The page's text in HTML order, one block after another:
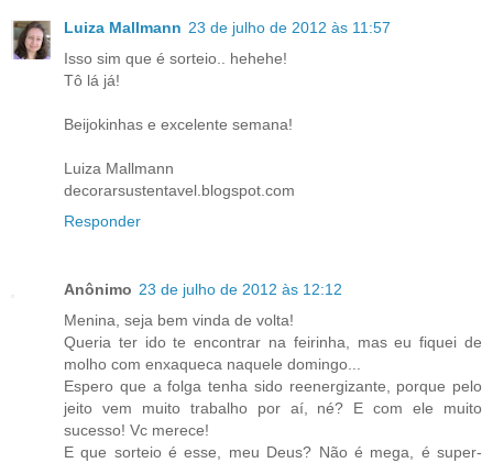
Luiza Mallmann 23 de julho de 2012 às 11:57
Isso sim que é sorteio.. hehehe!
Tô lá já!
Beijokinhas e excelente semana!
Luiza Mallmann
decorarsustentavel.blogspot.com
Responder
Anônimo 23 de julho de 2012 às 12:12
Menina, seja bem vinda de volta!
Queria ter ido te encontrar na feirinha, mas eu fiquei de
molho com enxaqueca naquele domingo...
Espero que a folga tenha sido reenergizante, porque pelo
jeito vem muito trabalho por aí, né? E com ele muito
sucesso! Vc merece!
E que sorteio é esse, meu Deus? Não é mega, é super-